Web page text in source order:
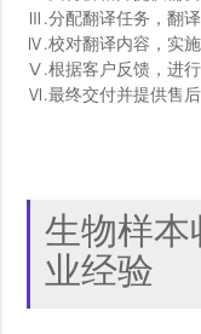
Ⅲ.分配翻译任务，翻
Ⅳ.校对翻译内容，实施
Ⅴ.根据客户反馈，进行
Ⅵ.最终交付并提供售后
生物样本
业经验